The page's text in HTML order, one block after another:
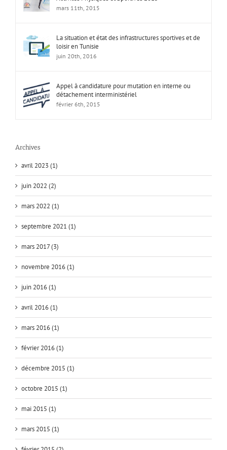
mars 11th, 2015
La situation et état des infrastructures sportives et de
loisir en Tunisie
juin 20th, 2016
Appel à candidature pour mutation en interne ou
détachement interministériel
février 6th, 2015
Archives
avril 2023 (1)
juin 2022 (2)
mars 2022 (1)
septembre 2021 (1)
mars 2017 (3)
novembre 2016 (1)
juin 2016 (1)
avril 2016 (1)
mars 2016 (1)
février 2016 (1)
décembre 2015 (1)
octobre 2015 (1)
mai 2015 (1)
mars 2015 (1)